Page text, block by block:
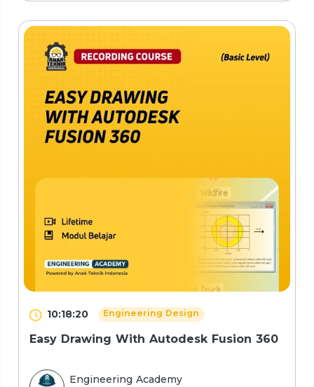
10:18:20 Engineering Design
Easy Drawing With Autodesk Fusion 360
Engineering Academy